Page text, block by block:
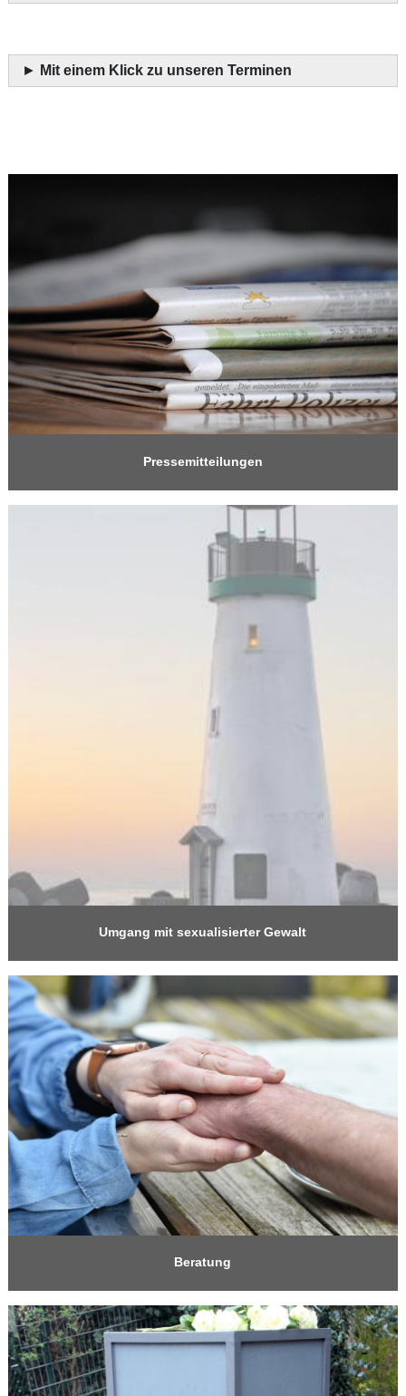
► Mit einem Klick zu unseren Terminen
Pressemitteilungen
Umgang mit sexualisierter Gewalt
Beratung